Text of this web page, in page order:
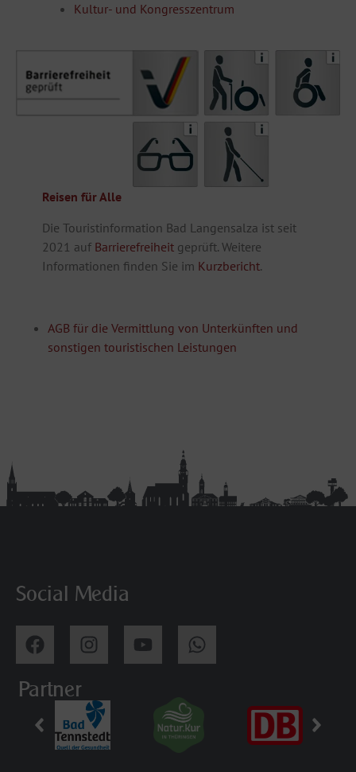
Kultur- und Kongresszentrum
Reisen für Alle
Die Touristinformation Bad Langensalza ist seit
2021 auf Barrierefreiheit geprüft. Weitere
Informationen finden Sie im Kurzbericht.
AGB für die Vermittlung von Unterkünften und
sonstigen touristischen Leistungen
Social Media
Partner